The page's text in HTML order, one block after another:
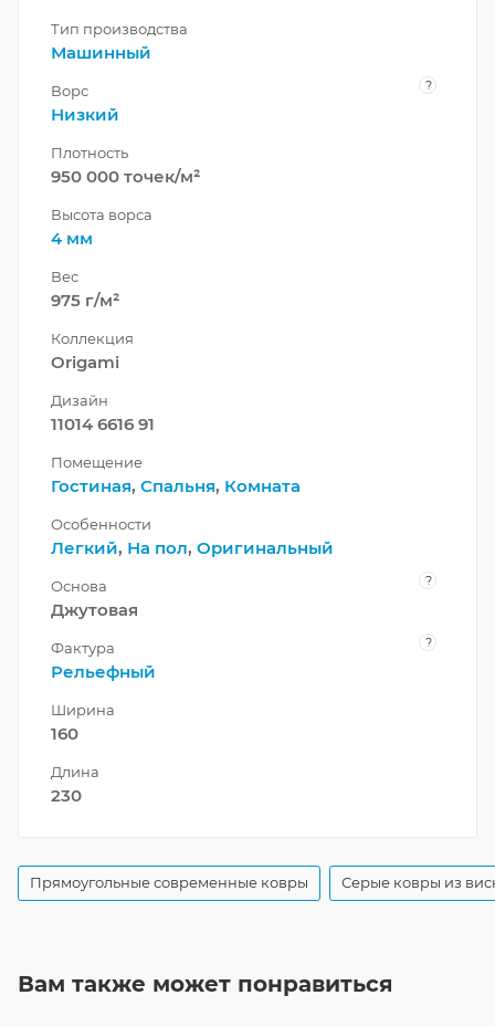
Тип производства
Машинный
Ворс ?
Низкий
Плотность
950 000 точек/м²
Высота ворса
4 мм
Вес
975 г/м²
Коллекция
Origami
Дизайн
11014 6616 91
Помещение
Гостиная, Спальня, Комната
Особенности
Легкий, На пол, Оригинальный
Основа ?
Джутовая
Фактура ?
Рельефный
Ширина
160
Длина
230
Прямоугольные современные ковры Серые ковры из
Вам также может понравиться